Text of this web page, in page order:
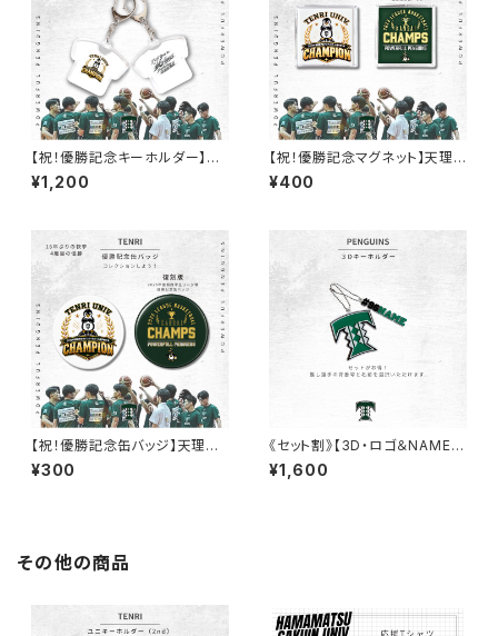
【祝！優勝記念キーホルダー】天
理大学男子バスケットボール部
¥1,200
【祝！優勝記念マグネット】天理
大学男子バスケットボール部
¥400
【祝！優勝記念缶バッジ】天理大
学男子バスケットボール部
¥300
《セット割》【3D・ロゴ＆NAMEキ
ーホルダー 】天理大学男子バス
ケ部
¥1,600
その他の商品